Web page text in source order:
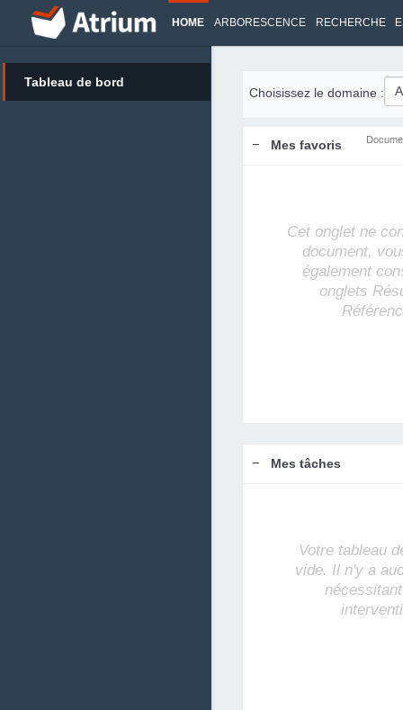
HOME ARBORESCENCE RECHERCHE
Tableau de bord
Choisissez le domaine :
Mes favoris
Cet onglet ne
document,
également
onglets
Mes tâches
Votre tableau
vide. Il n'y a